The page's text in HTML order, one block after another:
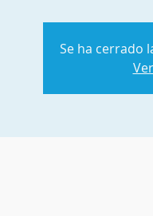
Se ha cerrado